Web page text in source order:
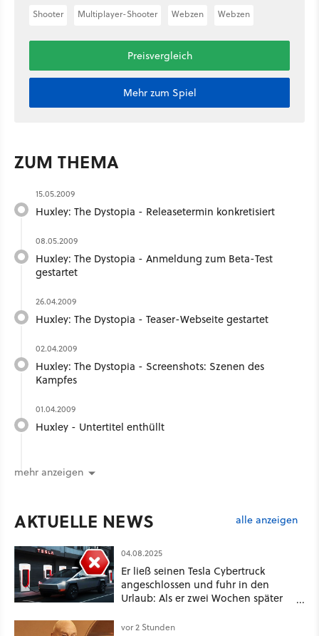
Shooter Multiplayer-Shooter Webzen Webzen
Preisvergleich
Mehr zum Spiel
ZUM THEMA
15.05.2009
Huxley: The Dystopia - Releasetermin konkretisiert
08.05.2009
Huxley: The Dystopia - Anmeldung zum Beta-Test
gestartet
26.04.2009
Huxley: The Dystopia - Teaser-Webseite gestartet
02.04.2009
Huxley: The Dystopia - Screenshots: Szenen des
Kampfes
01.04.2009
Huxley - Untertitel enthüllt
mehr anzeigen
AKTUELLE NEWS alle anzeigen
04.08.2025
Er ließ seinen Tesla Cybertruck
angeschlossen und fuhr in den
Urlaub: Als er zwei Wochen später
mehr an
vor 2 Stunden